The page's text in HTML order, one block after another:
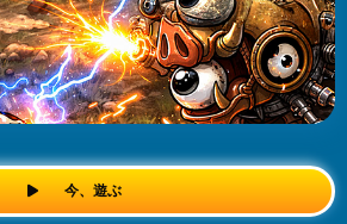
今、遊ぶ